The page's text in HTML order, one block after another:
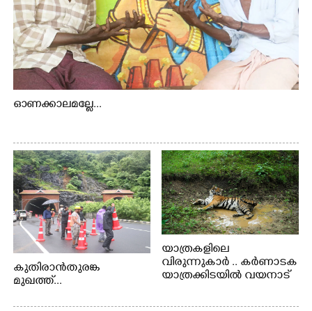
ഓണക്കാലമല്ലേ...
കുതിരാൻതുരങ്ക
മുഖത്ത്...
യാത്രകളിലെ
വിരുന്നുകാർ .. കർണാടക
യാത്രക്കിടയിൽ വയനാട്
നിന്നും കണ്ണിൽകുടുങ്ങിയ